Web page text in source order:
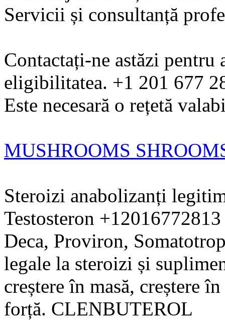
Servicii și consultanță
Contactați-ne astăzi
eligibilitatea. +1 201 677
Este necesară o rețetă
MUSHROOMS
Steroizi anabolizanți
Testosteron
Deca, Proviron,
legale la steroizi și
creștere în masă, creștere
forță. CLENBUTEROL